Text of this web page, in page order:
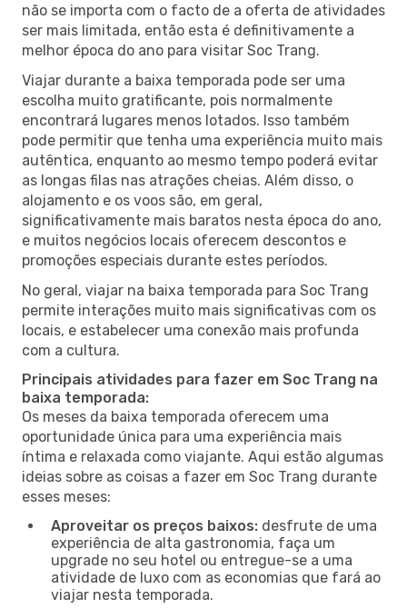
não se importa com o facto de a oferta de atividades
ser mais limitada, então esta é definitivamente a
melhor época do ano para visitar Soc Trang.
Viajar durante a baixa temporada pode ser uma
escolha muito gratificante, pois normalmente
encontrará lugares menos lotados. Isso também
pode permitir que tenha uma experiência muito mais
autêntica, enquanto ao mesmo tempo poderá evitar
as longas filas nas atrações cheias. Além disso, o
alojamento e os voos são, em geral,
significativamente mais baratos nesta época do ano,
e muitos negócios locais oferecem descontos e
promoções especiais durante estes períodos.
No geral, viajar na baixa temporada para Soc Trang
permite interações muito mais significativas com os
locais, e estabelecer uma conexão mais profunda
com a cultura.
Principais atividades para fazer em Soc Trang na
baixa temporada:
Os meses da baixa temporada oferecem uma
oportunidade única para uma experiência mais
íntima e relaxada como viajante. Aqui estão algumas
ideias sobre as coisas a fazer em Soc Trang durante
esses meses:
Aproveitar os preços baixos: desfrute de uma
experiência de alta gastronomia, faça um
upgrade no seu hotel ou entregue-se a uma
atividade de luxo com as economias que fará ao
viajar nesta temporada.